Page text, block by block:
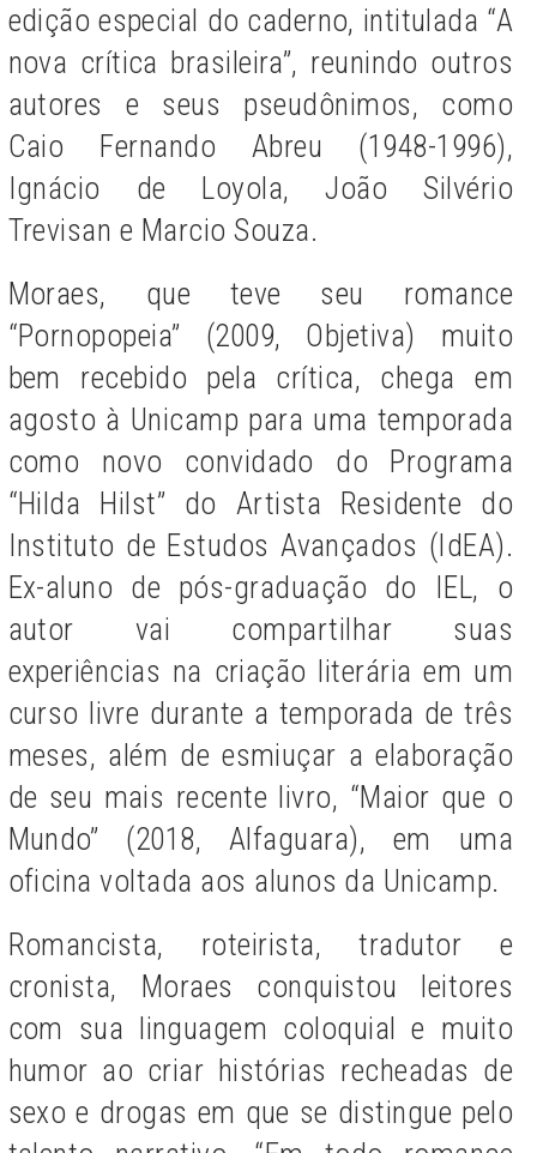
edição especial do caderno, intitulada “A
nova crítica brasileira”, reunindo outros
autores e seus pseudônimos, como
Caio Fernando Abreu (1948-1996),
Ignácio de Loyola, João Silvério
Trevisan e Marcio Souza.
Moraes, que teve seu romance
“Pornopopeia” (2009, Objetiva) muito
bem recebido pela crítica, chega em
agosto à Unicamp para uma temporada
como novo convidado do Programa
“Hilda Hilst” do Artista Residente do
Instituto de Estudos Avançados (IdEA).
Ex-aluno de pós-graduação do IEL, o
autor vai compartilhar suas
experiências na criação literária em um
curso livre durante a temporada de três
meses, além de esmiuçar a elaboração
de seu mais recente livro, “Maior que o
Mundo” (2018, Alfaguara), em uma
oficina voltada aos alunos da Unicamp.
Romancista, roteirista, tradutor e
cronista, Moraes conquistou leitores
com sua linguagem coloquial e muito
humor ao criar histórias recheadas de
sexo e drogas em que se distingue pelo